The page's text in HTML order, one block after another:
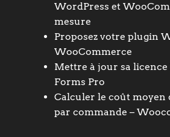
WordPress et
mesure
Proposez votre plugin
WooCommerce
Mettre à jour sa
Forms Pro
Calculer le coût moyen
par commande –